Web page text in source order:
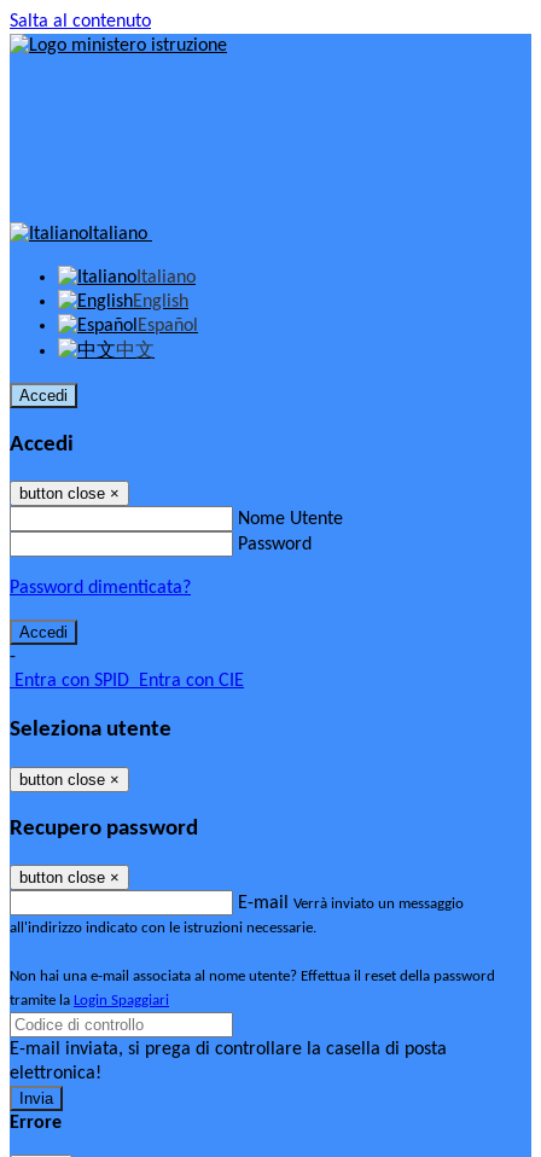
Salta al contenuto
Italiano
Italiano
English
Español
中文
Accedi
Accedi
button close ×
Nome Utente
Password
Password dimenticata?
-
Entra con SPID Entra con CIE
Seleziona utente
button close ×
Recupero password
button close ×
E-mail Verrà inviato un messaggio
all'indirizzo indicato con le istruzioni necessarie.
Non hai una e-mail associata al nome utente? Effettua il reset della password
tramite la Login Spaggiari
E-mail inviata, si prega di controllare la casella di posta
elettronica!
Errore